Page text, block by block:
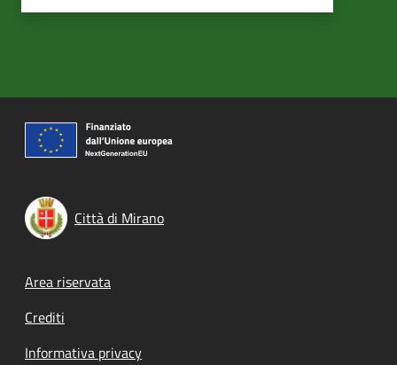
Città di Mirano
Footer menu
Area riservata
Crediti
Informativa privacy